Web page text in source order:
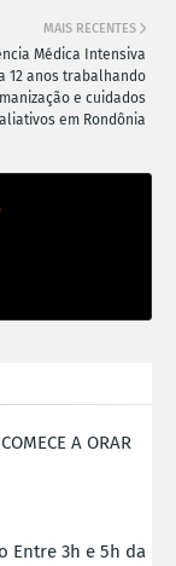
MAIS RECENTES
Médica Intensiva
12 anos trabalhando
e cuidados
em Rondônia
A ORAR
Entre 3h e 5h da